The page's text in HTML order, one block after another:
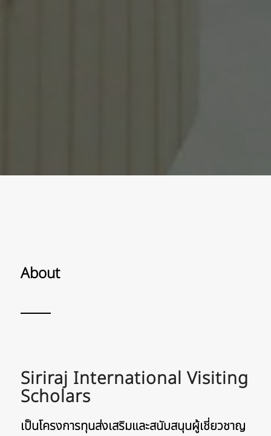
About
Siriraj International Visiting
Scholars
เป็นโครงการทุนส่งเสริมและสนับสนุนผู้เชี่ยวชาญ